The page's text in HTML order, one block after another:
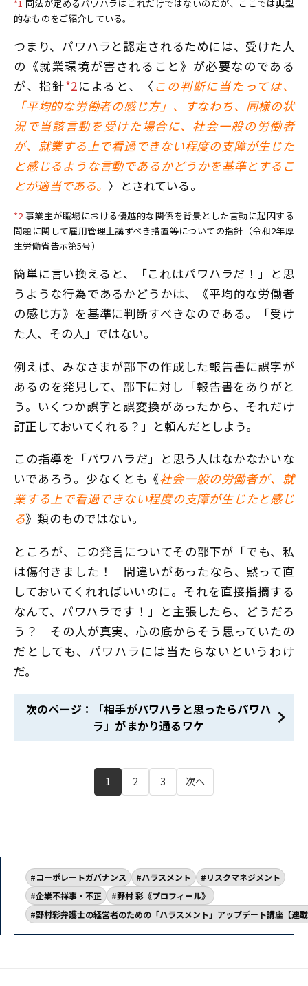
*1 同法が定めるパワハラはこれだけではないのだが、ここでは典型
的なものをご紹介している。
つまり、パワハラと認定されるためには、受けた人
の《就業環境が害されること》が必要なのである
が、指針*2によると、〈 この判断に当たっては、
「平均的な労働者の感じ方」、すなわち、同様の状
況で当該言動を受けた場合に、社会一般の労働者
が、就業する上で看過できない程度の支障が生じた
と感じるような言動であるかどうかを基準とするこ
とが適当である。 〉とされている。
*2 事業主が職場における優越的な関係を背景とした言動に起因する
問題に関して雇用管理上講ずべき措置等についての指針（令和2年厚
生労働省告示第5号）
簡単に言い換えると、「これはパワハラだ！」と思
うような行為であるかどうかは、《平均的な労働者
の感じ方》を基準に判断すべきなのである。「受け
た人、その人」ではない。
例えば、みなさまが部下の作成した報告書に誤字が
あるのを発見して、部下に対し「報告書をありがと
う。いくつか誤字と誤変換があったから、それだけ
訂正しておいてくれる？」と頼んだとしよう。
この指導を「パワハラだ」と思う人はなかなかいな
いであろう。少なくとも《社会一般の労働者が、就
業する上で看過できない程度の支障が生じたと感じ
る》類のものではない。
ところが、この発言についてその部下が「でも、私
は傷付きました！ 間違いがあったなら、黙って直
しておいてくれればいいのに。それを直接指摘する
なんて、パワハラです！」と主張したら、どうだろ
う？ その人が真実、心の底からそう思っていたの
だとしても、パワハラには当たらないというわけ
だ。
次のページ：「相手がパワハラと思ったらパワハ
ラ」がまかり通るワケ
1 2 3 次へ
コーポレートガバナンス ハラスメント
リスクマネジメント
企業不祥事・不正
野村 彩《プロフィール》
野村彩弁護士の経営者のための「ハラスメント」アップデート講座【連